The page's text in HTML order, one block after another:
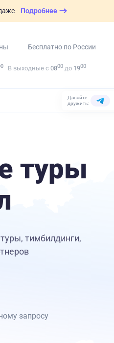
Подробнее
Бесплатно по России
В выходные с 0800 до 1900
Давайте
дружить:
туры
тимбилдинги,
запросу